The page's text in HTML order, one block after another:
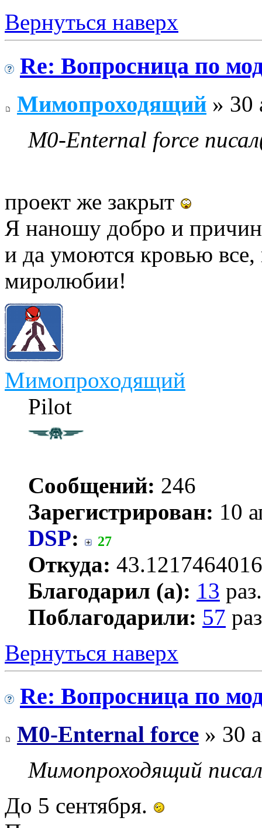
Вернуться наверх
Re: Вопросница по
Мимопроходящий » 30
M0-Enternal force
проект же закрыт
Я наношу добро и
и да умоются кровью
миролюбии!
Мимопроходящий
Pilot
Сообщений: 246
Зарегистрирован: 10
DSP: 27
Откуда:
Благодарил (а): 13 раз.
Поблагодарили: 57
Вернуться наверх
Re: Вопросница по
M0-Enternal force » 30
Мимопроходящий
До 5 сентября.